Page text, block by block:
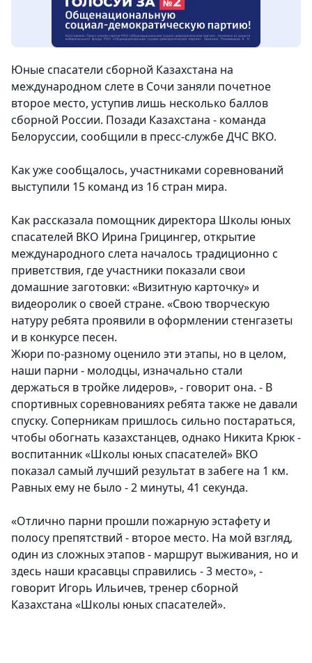
Юные спасатели сборной Казахстана на
международном слете в Сочи заняли почетное
второе место, уступив лишь несколько баллов
сборной России. Позади Казахстана - команда
Белоруссии, сообщили в пресс-службе ДЧС ВКО.
Как уже сообщалось, участниками соревнований
выступили 15 команд из 16 стран мира.
Как рассказала помощник директора Школы юных
спасателей ВКО Ирина Грицингер, открытие
международного слета началось традиционно с
приветствия, где участники показали свои
домашние заготовки: «Визитную карточку» и
видеоролик о своей стране. «Свою творческую
натуру ребята проявили в оформлении стенгазеты
и в конкурсе песен.
Жюри по-разному оценило эти этапы, но в целом,
наши парни - молодцы, изначально стали
держаться в тройке лидеров», - говорит она. - В
спортивных соревнованиях ребята также не давали
спуску. Соперникам пришлось сильно постараться,
чтобы обогнать казахстанцев, однако Никита Крюк -
воспитанник «Школы юных спасателей» ВКО
показал самый лучший результат в забеге на 1 км.
Равных ему не было - 2 минуты, 41 секунда.
«Отлично парни прошли пожарную эстафету и
полосу препятствий - второе место. На мой взгляд,
один из сложных этапов - маршрут выживания, но и
здесь наши красавцы справились - 3 место», -
говорит Игорь Ильичев, тренер сборной
Казахстана «Школы юных спасателей».